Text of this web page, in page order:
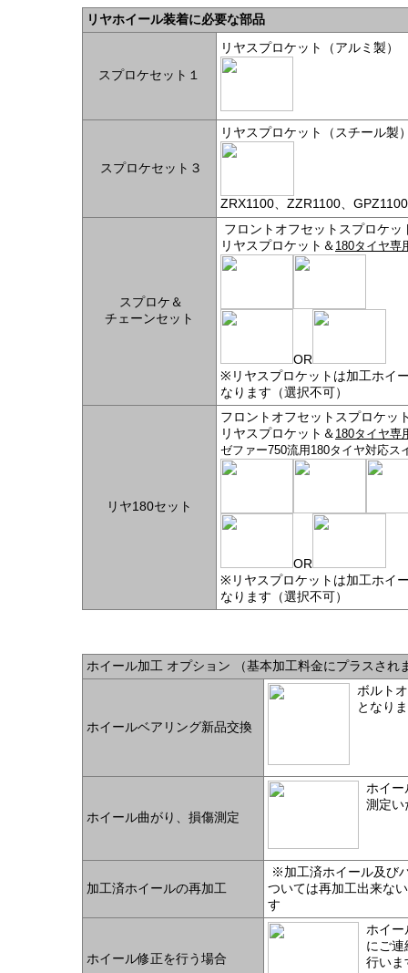
リヤホイール装着に必要な部品
スプロケセット１
リヤスプロケット（アルミ製）
スプロケセット３
リヤスプロケット（スチール製
ZRX1100、ZZR1100、
スプロケ＆
チェーンセット
フロントオフセットスプロケッ
リヤスプロケット＆ 180タイヤ専
OR
※リヤスプロケットは加工ホイ
なります（選択不可）
リヤ180セット
フロントオフセットスプロケッ
リヤスプロケット＆ 180タイヤ専
ゼファー750流用180タイヤ対応ス
OR
※リヤスプロケットは加工ホイ
なります（選択不可）
ホイール加工 オプション （基本加工料金にプラスされ
ホイールベアリング新品交換
ボルト
とな
ホイール曲がり、損傷測定
ホイ
測定い
加工済ホイールの再加工
※加工済ホイール及び
ついては再加工出来な
す
ホイール修正を行う場合
ホイ
にご
行い